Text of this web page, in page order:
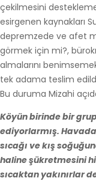
çekilmesini
esirgenen kaynakları
depremzede ve afet
görmek için mi?,
almalarını
tek adama teslim
Bu duruma Mizahi
Köyün birinde bir
ediyorlarmış.
sıcağı ve kış
haline şükretmesini
sıcaktan yakınırlar